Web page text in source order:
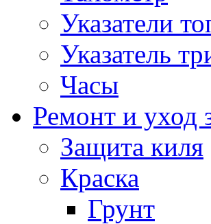
Указатели
Указатель
Часы
Ремонт и уход
Защита киля
Краска
Грунт